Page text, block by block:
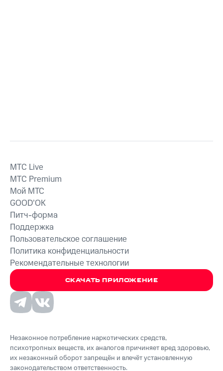
СКАЧАТЬ ПРИЛОЖЕНИЕ
MTС Live
MTС Premium
Мой МТС
GOOD’OK
Питч-форма
Поддержка
Пользовательское соглашение
Политика конфиденциальности
Рекомендательные технологии
Незаконное потребление наркотических средств,
психотропных веществ, их аналогов причиняет вред здоровью,
их незаконный оборот запрещён и влечёт установленную
законодательством ответственность.